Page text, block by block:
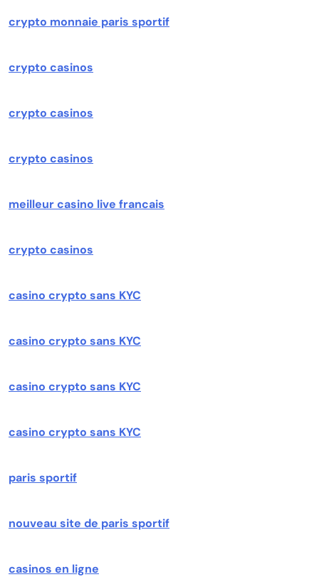
crypto monnaie paris sportif
crypto casinos
crypto casinos
crypto casinos
meilleur casino live francais
crypto casinos
casino crypto sans KYC
casino crypto sans KYC
casino crypto sans KYC
casino crypto sans KYC
paris sportif
nouveau site de paris sportif
casinos en ligne